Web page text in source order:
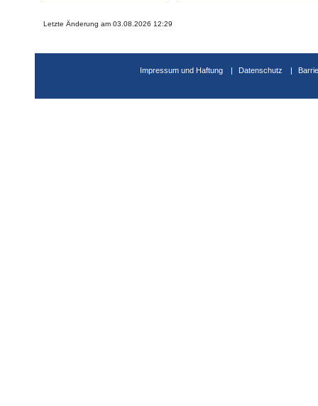
Letzte Änderung am 03.08.2026 12:29
Impressum und Haftung Datenschutz